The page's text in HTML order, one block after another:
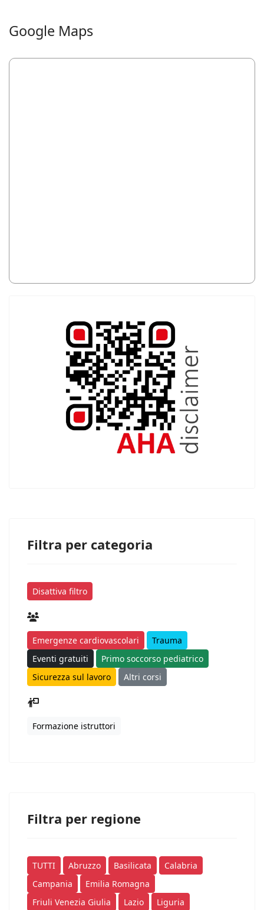
Google Maps
Filtra per categoria
Disattiva filtro
Emergenze cardiovascolari
Trauma
Eventi gratuiti
Primo soccorso pediatrico
Sicurezza sul lavoro
Altri corsi
Formazione istruttori
Filtra per regione
TUTTI Abruzzo Basilicata
Calabria
Campania
Emilia Romagna
Friuli Venezia Giulia
Lazio
Liguria